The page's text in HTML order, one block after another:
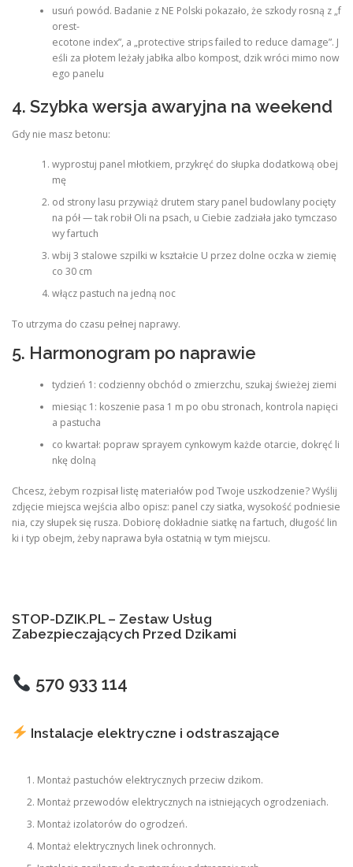
usuń powód. Badanie z NE Polski pokazało, że szkody rosną z „f
orest-
ecotone index”, a „protective strips failed to reduce damage”. J
eśli za płotem leżały jabłka albo kompost, dzik wróci mimo now
ego panelu
4. Szybka wersja awaryjna na weekend
Gdy nie masz betonu:
wyprostuj panel młotkiem, przykręć do słupka dodatkową obej
mę
od strony lasu przywiąż drutem stary panel budowlany pocięty
na pół — tak robił Oli na psach, u Ciebie zadziała jako tymczaso
wy fartuch
wbij 3 stalowe szpilki w kształcie U przez dolne oczka w ziemię
co 30 cm
włącz pastuch na jedną noc
To utrzyma do czasu pełnej naprawy.
5. Harmonogram po naprawie
tydzień 1: codzienny obchód o zmierzchu, szukaj świeżej ziemi
miesiąc 1: koszenie pasa 1 m po obu stronach, kontrola napięci
a pastucha
co kwartał: popraw sprayem cynkowym każde otarcie, dokręć li
nkę dolną
Chcesz, żebym rozpisał listę materiałów pod Twoje uszkodzenie? Wyślij
zdjęcie miejsca wejścia albo opisz: panel czy siatka, wysokość podniesie
nia, czy słupek się rusza. Dobiorę dokładnie siatkę na fartuch, długość lin
ki i typ obejm, żeby naprawa była ostatnią w tym miejscu.
STOP-DZIK.PL – Zestaw Usług
Zabezpieczających Przed Dzikami
570 933 114
Instalacje elektryczne i odstraszające
Montaż pastuchów elektrycznych przeciw dzikom.
Montaż przewodów elektrycznych na istniejących ogrodzeniach.
Montaż izolatorów do ogrodzeń.
Montaż elektrycznych linek ochronnych.